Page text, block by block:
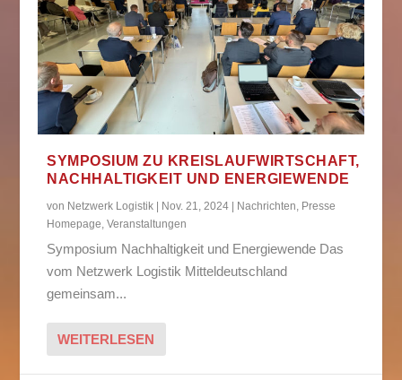
SYMPOSIUM ZU KREISLAUFWIRTSCHAFT,
NACHHALTIGKEIT UND ENERGIEWENDE
von Netzwerk Logistik Nov. 21, 2024 Nachrichten, Presse
Homepage,Veranstaltungen
Symposium Nachhaltigkeit und Energiewende Das
vom Netzwerk Logistik Mitteldeutschland
gemeinsam...
WEITERLESEN